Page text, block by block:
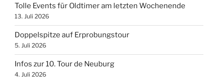
Tolle Events für Oldtimer am letzten Wochenende
13. Juli 2026
Doppelspitze auf Erprobungstour
5. Juli 2026
Infos zur 10. Tour de Neuburg
4. Juli 2026